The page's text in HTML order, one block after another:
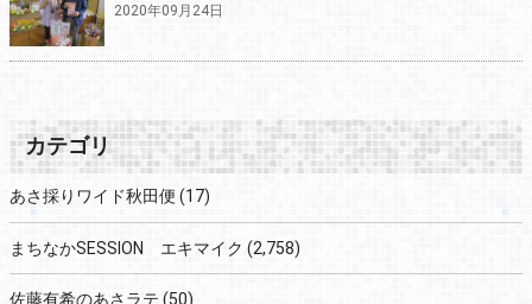
2020年09月24日
カテゴリ
あさ採りワイド秋田便 (17)
まちなかSESSION エキマイク (2,758)
佐藤有希のあさラテ (50)